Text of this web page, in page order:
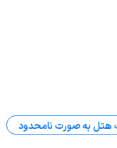
هتل به صورت نامحدود